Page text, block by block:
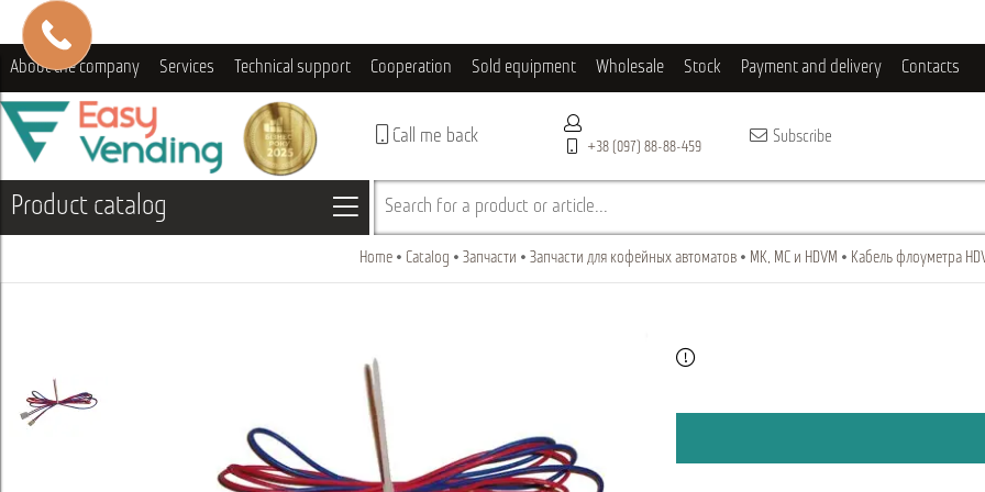
About the company Services Technical support Cooperation Sold equipment Wholesale Stock Payment and delivery Contacts
Call me back
+38 (097) 88-88-459
Subscribe
Product catalog Search for a product or article...
Home Catalog Запчасти Запчасти для кофейных автоматов МК, МС и HDVM Кабель флоуметра